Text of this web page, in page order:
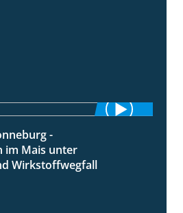
-
im Mais unter
Wirkstoffwegfall